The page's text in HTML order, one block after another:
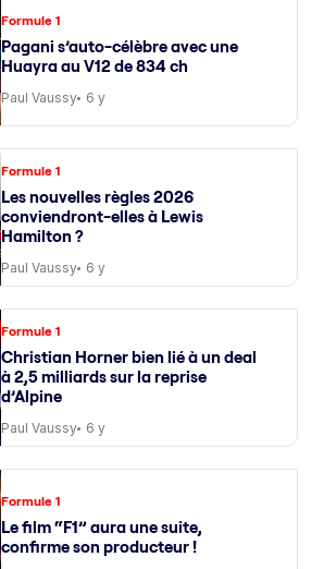
Formule 1
Pagani s’auto-célèbre avec une
Huayra au V12 de 834 ch
Paul Vaussy 6 y
Formule 1
Les nouvelles règles 2026
conviendront-elles à Lewis
Hamilton ?
Paul Vaussy 6 y
Formule 1
Christian Horner bien lié à un deal
à 2,5 milliards sur la reprise
d’Alpine
Paul Vaussy 6 y
Formule 1
Le film “F1” aura une suite,
confirme son producteur !